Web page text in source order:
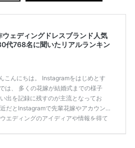
ウェディングドレスブランド人気
代768名に聞いたリアルランキン
こんにちは。 Instagramをはじめとす
は、 多くの花嫁が結婚式までの様子
出を記録に残すのが主流となってお
だとInstagramで先輩花嫁やアカウン
ウエディングのアイディアや情報を得て